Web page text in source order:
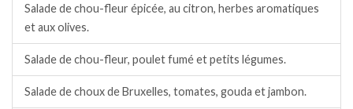
Salade de chou-fleur épicée, au citron, herbes aromatiques
et aux olives.
Salade de chou-fleur, poulet fumé et petits légumes.
Salade de choux de Bruxelles, tomates, gouda et jambon.